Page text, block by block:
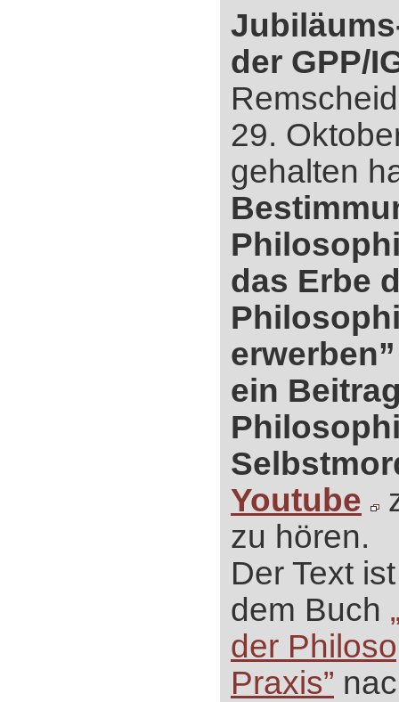
der GPP/
29.
gehalten
das Erbe
erwerben”
ein
Youtube
zu hören.
Der Text
dem Buch
der
Praxis”